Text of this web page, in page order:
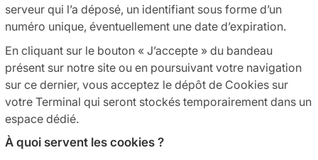
serveur qui l’a déposé, un identifiant sous forme d’un
numéro unique, éventuellement une date d’expiration.
En cliquant sur le bouton « J’accepte » du bandeau
présent sur notre site ou en poursuivant votre navigation
sur ce dernier, vous acceptez le dépôt de Cookies sur
votre Terminal qui seront stockés temporairement dans un
espace dédié.
À quoi servent les cookies ?